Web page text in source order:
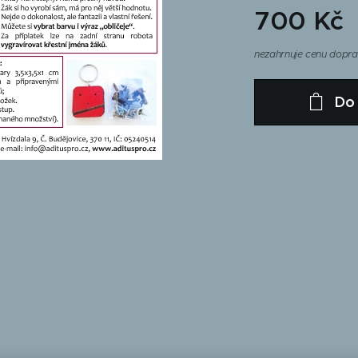
700 Kč
nezahrnuje cenu